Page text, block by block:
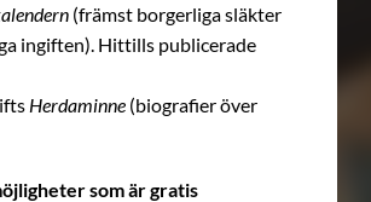
(främst borgerliga släkter
ingiften). Hittills publicerade
Herdaminne (biografier över
som är gratis